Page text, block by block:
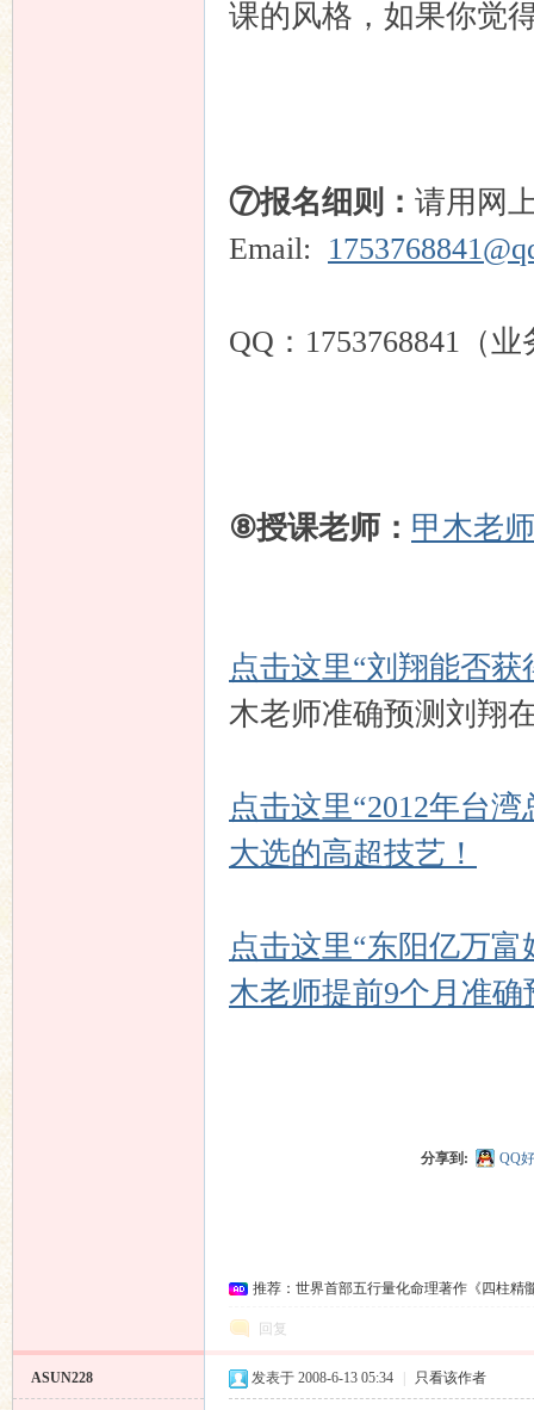
课的风格，如果你觉
⑦报名细则： 请用网
Email:
QQ：1753768841（
⑧授课老师： 甲木老
点击这里“刘翔能否获
木老师准确预测刘翔
点击这里“2012年台
大选的高超技艺！
点击这里“东阳亿万
木老师提前9个月准
分享到: QQ
推荐：世界首部五行量化命理著作《四柱精
回复
ASUN228 发表于 2008-6-13 05:34 只看该作者